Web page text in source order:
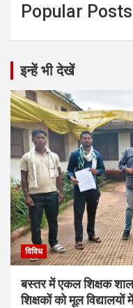
Popular Posts
इन्हें भी देखें
विविध
बस्तर में एकल शिक्षक
शिक्षकों को मूल